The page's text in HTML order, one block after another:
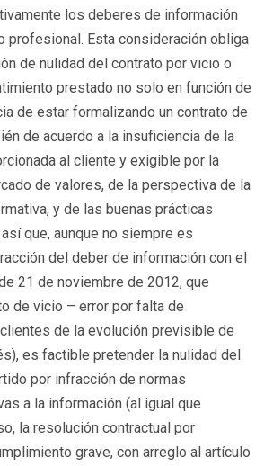
los deberes de información
profesional. Esta consideración obliga
de nulidad del contrato por vicio o
prestado no solo en función de
de estar formalizando un contrato de
de acuerdo a la insuficiencia de la
al cliente y exigible por la
de valores, de la perspectiva de la
y de las buenas prácticas
que, aunque no siempre es
del deber de información con el
21 de noviembre de 2012, que
de vicio – error por falta de
de la evolución previsible de
es factible pretender la nulidad del
por infracción de normas
a la información (al igual que
la resolución contractual por
grave, con arreglo al artículo